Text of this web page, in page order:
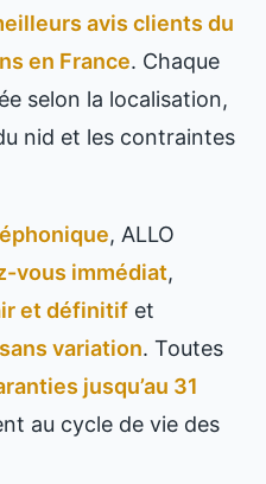
avis clients du
en France. Chaque
selon la localisation,
nid et les contraintes
, ALLO
vous immédiat,
et définitif et
variation. Toutes
jusqu’au 31
au cycle de vie des